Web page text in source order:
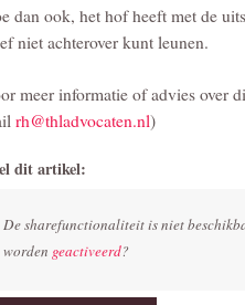
dan ook, het hof heeft met de
niet achterover kunt leunen.
meer informatie of advies over
rh@thladvocaten.nl)
dit artikel:
De sharefunctionaliteit is niet
worden geactiveerd?